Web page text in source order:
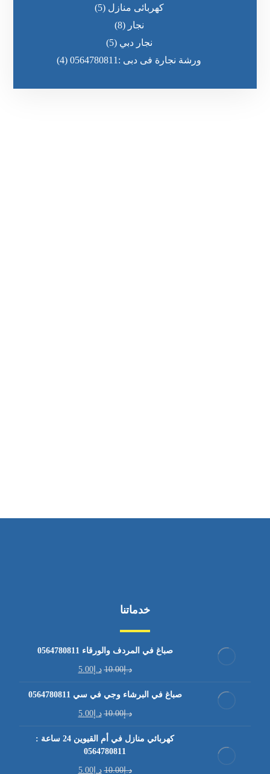
كهربائى منازل (5)
نجار (8)
نجار دبي (5)
ورشة نجارة فى دبى :0564780811
(4)
خدماتنا
صباغ في المردف والورقاء 0564780811
د.إ10.00 د.إ5.00
صباغ في البرشاء وجي في سي 0564780811
د.إ10.00 د.إ5.00
كهربائي منازل في أم القيوين 24 ساعة :
0564780811
د.إ10.00 د.إ5.00